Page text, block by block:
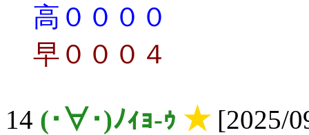
高００００
早０００４
14 (･∀･)ﾉｨｮ-ｩ ★[2025/